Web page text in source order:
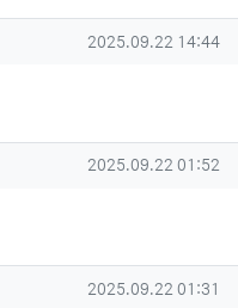
작성일
2025.09.22 14:44
작성일
2025.09.22 01:52
작성일
2025.09.22 01:31